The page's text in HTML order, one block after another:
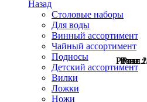
Розн.:
Розн.:
Розн.:
Розн.:
Розн.:
Назад
Столовые наборы
Для воды
Винный ассортимент
Чайный ассортимент
Подносы
Детский ассортимент
Вилки
Ложки
Ножи